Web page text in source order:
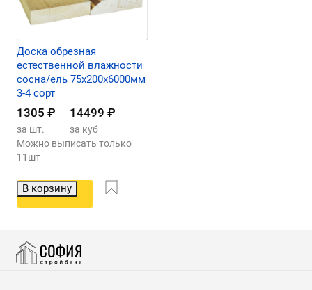
Доска обрезная
естественной влажности
сосна/ель 75х200х6000мм
3-4 сорт
1305 ₽ 14499 ₽
за шт.
за куб
Можно выписать только
11шт
В корзину